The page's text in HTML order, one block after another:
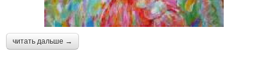
читать дальше →